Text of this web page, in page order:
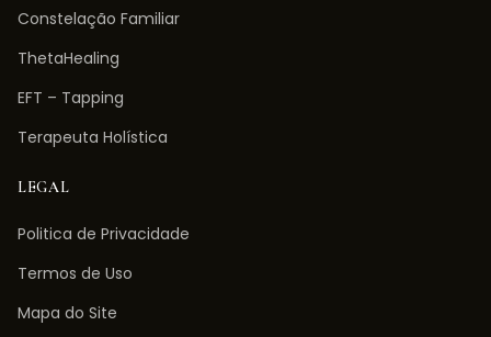
Constelação Familiar
ThetaHealing
EFT – Tapping
Terapeuta Holística
LEGAL
Politica de Privacidade
Termos de Uso
Mapa do Site